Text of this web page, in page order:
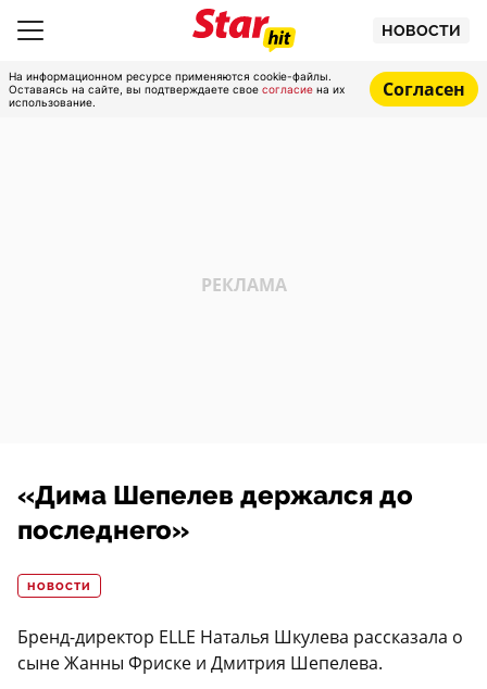
НОВОСТИ
На информационном ресурсе применяются cookie-файлы.
Оставаясь на сайте, вы подтверждаете свое согласие на их
использование.
Согласен
«Дима Шепелев держался до
последнего»
НОВОСТИ
Бренд-директор ELLE Наталья Шкулева рассказала о
сыне Жанны Фриске и Дмитрия Шепелева.